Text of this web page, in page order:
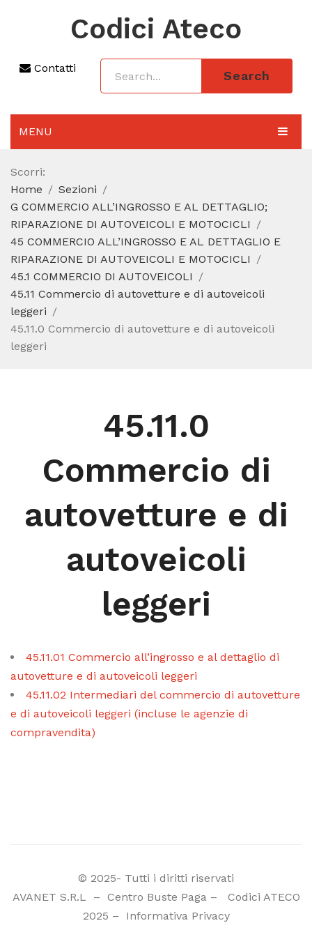
Codici Ateco
Contatti
Search
MENU
AGGIORNAMENTO 2025
SEZIONI
CODICE ATECO A COSA SERVE
CODICE FISCALE
Scorri:
Home
Sezioni
G COMMERCIO ALL’INGROSSO E AL DETTAGLIO;
RIPARAZIONE DI AUTOVEICOLI E MOTOCICLI
45 COMMERCIO ALL’INGROSSO E AL DETTAGLIO E
RIPARAZIONE DI AUTOVEICOLI E MOTOCICLI
45.1 COMMERCIO DI AUTOVEICOLI
45.11 Commercio di autovetture e di autoveicoli
leggeri
45.11.0 Commercio di autovetture e di autoveicoli
leggeri
45.11.0
Commercio di
autovetture e di
autoveicoli
leggeri
45.11.01 Commercio all’ingrosso e al dettaglio di
autovetture e di autoveicoli leggeri
45.11.02 Intermediari del commercio di autovetture
e di autoveicoli leggeri (incluse le agenzie di
compravendita)
© 2025- Tutti i diritti riservati
AVANET S.R.L
– Centro Buste Paga– Codici ATECO
2025 – Informativa Privacy